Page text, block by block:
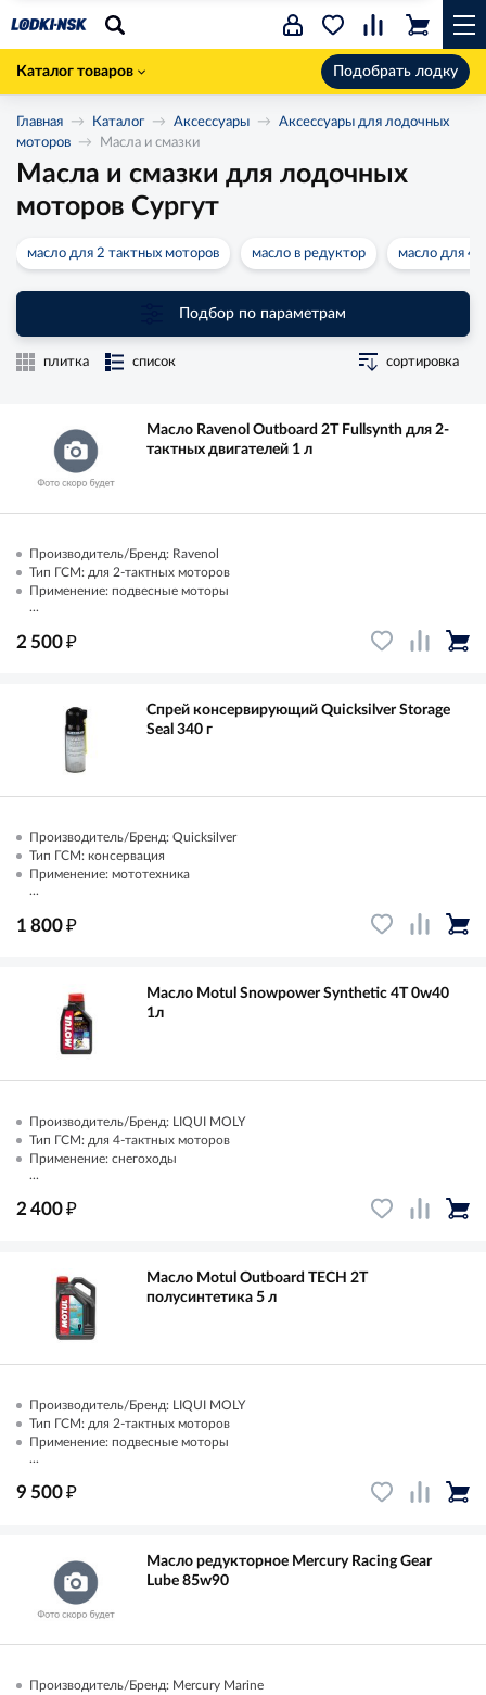
Каталог товаров Подобрать лодку
Главная Каталог Аксессуары
Аксессуары для лодочных
моторов
Масла и смазки
Масла и смазки для лодочных
моторов Сургут
масло для 2 тактных моторов масло в редуктор масло для 4
Подбор по параметрам
плитка список сортировка
Масло Ravenol Outboard 2T Fullsynth для 2-
тактных двигателей 1 л
Производитель/Бренд: Ravenol
Тип ГСМ: для 2-тактных моторов
Применение: подвесные моторы
...
2 500₽
Спрей консервирующий Quicksilver Storage
Seal 340 г
Производитель/Бренд: Quicksilver
Тип ГСМ: консервация
Применение: мототехника
...
1 800₽
Масло Motul Snowpower Synthetic 4T 0w40
1л
Производитель/Бренд: LIQUI MOLY
Тип ГСМ: для 4-тактных моторов
Применение: снегоходы
...
2 400₽
Масло Motul Outboard TECH 2T
полусинтетика 5 л
Производитель/Бренд: LIQUI MOLY
Тип ГСМ: для 2-тактных моторов
Применение: подвесные моторы
...
9 500₽
Масло редукторное Mercury Racing Gear
Lube 85w90
Производитель/Бренд: Mercury Marine